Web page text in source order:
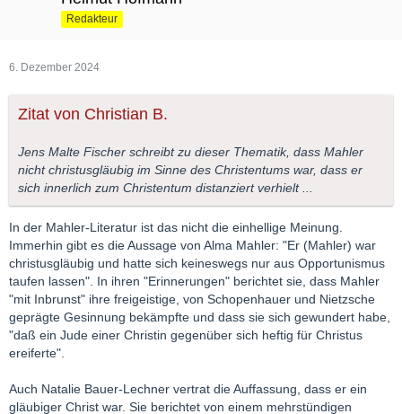
Redakteur
6. Dezember 2024
Zitat von Christian B.
Jens Malte Fischer schreibt zu dieser Thematik, dass Mahler
nicht christusgläubig im Sinne des Christentums war, dass er
sich innerlich zum Christentum distanziert verhielt ...
In der Mahler-Literatur ist das nicht die einhellige Meinung.
Immerhin gibt es die Aussage von Alma Mahler: "Er (Mahler) war
christusgläubig und hatte sich keineswegs nur aus Opportunismus
taufen lassen". In ihren "Erinnerungen" berichtet sie, dass Mahler
"mit Inbrunst" ihre freigeistige, von Schopenhauer und Nietzsche
geprägte Gesinnung bekämpfte und dass sie sich gewundert habe,
"daß ein Jude einer Christin gegenüber sich heftig für Christus
ereiferte".
Auch Natalie Bauer-Lechner vertrat die Auffassung, dass er ein
gläubiger Christ war. Sie berichtet von einem mehrstündigen